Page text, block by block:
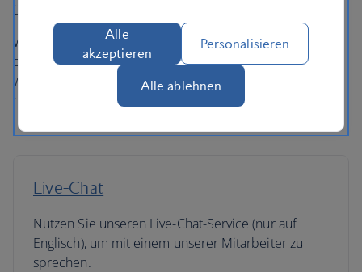
über einen der folgenden Kanäle kontaktieren.
Wenn Sie über ein Reisebüro, einen Reiseveranstalter
oder eine andere Website als ba.com gebucht haben,
wenden Sie sich bitte direkt an sie, wenn Sie Rückfragen
haben.
Live-Chat
Nutzen Sie unseren Live-Chat-Service (nur auf
Englisch), um mit einem unserer Mitarbeiter zu
sprechen.
Alle
akzeptieren
Personalisieren
Alle ablehnen